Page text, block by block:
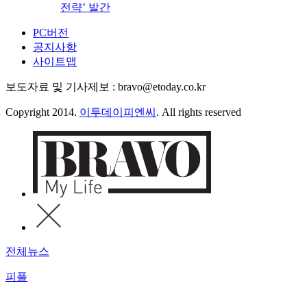
전략’ 발간
PC버전
공지사항
사이트맵
보도자료 및 기사제보 : bravo@etoday.co.kr
Copyright 2014. 이투데이피엔씨 . All rights reserved
전체뉴스
피플